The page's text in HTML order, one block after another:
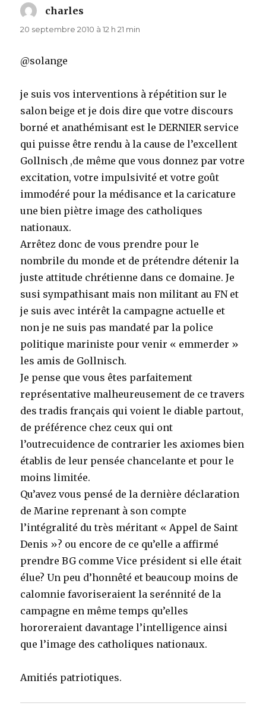
charles
20 septembre 2010 à 12 h 21 min
@solange
je suis vos interventions à répétition sur le
salon beige et je dois dire que votre discours
borné et anathémisant est le DERNIER service
qui puisse être rendu à la cause de l’excellent
Gollnisch ,de même que vous donnez par votre
excitation, votre impulsivité et votre goût
immodéré pour la médisance et la caricature
une bien piètre image des catholiques
nationaux.
Arrêtez donc de vous prendre pour le
nombrile du monde et de prétendre détenir la
juste attitude chrétienne dans ce domaine. Je
susi sympathisant mais non militant au FN et
je suis avec intérêt la campagne actuelle et
non je ne suis pas mandaté par la police
politique mariniste pour venir « emmerder »
les amis de Gollnisch.
Je pense que vous êtes parfaitement
représentative malheureusement de ce travers
des tradis français qui voient le diable partout,
de préférence chez ceux qui ont
l’outrecuidence de contrarier les axiomes bien
établis de leur pensée chancelante et pour le
moins limitée.
Qu’avez vous pensé de la dernière déclaration
de Marine reprenant à son compte
l’intégralité du très méritant « Appel de Saint
Denis »? ou encore de ce qu’elle a affirmé
prendre BG comme Vice président si elle était
élue? Un peu d’honnêté et beaucoup moins de
calomnie favoriseraient la serénnité de la
campagne en même temps qu’elles
hororeraient davantage l’intelligence ainsi
que l’image des catholiques nationaux.
Amitiés patriotiques.